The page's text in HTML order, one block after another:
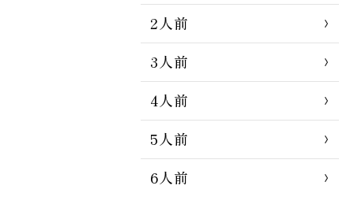
2人前
3人前
4人前
5人前
6人前